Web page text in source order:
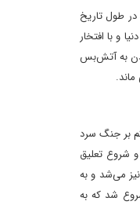
طول تاریخ
و با افتخار
رسیدن به آتش‌بس
عراق با پشتوانه نظام حاکم بر جنگ سرد
اقتصادی، سیاسی و اجتماعی قابل بحث و کفایت می‌کند. لیکن، پایان جنگ ۱۲ روزه و شروع تعلیق
می‌شد و به
شد که به